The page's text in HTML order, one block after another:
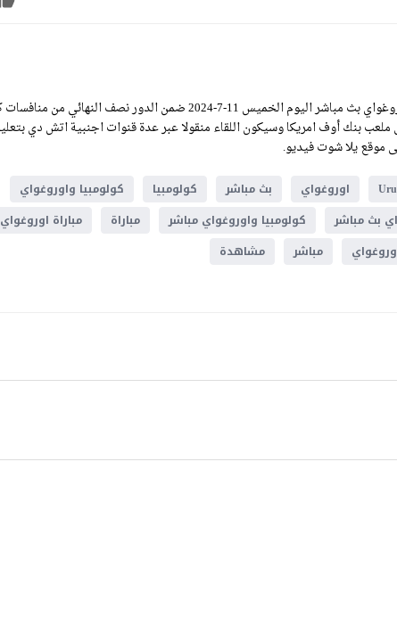
موقع يلا شوت فيديو.
اوروغواي بث مباشر كولومبيا
كولومبيا واوروغواي
بث مباشر
كولومبيا واوروغواي مباشر مباراة مباراة اوروغواي
مباشر مشاهدة